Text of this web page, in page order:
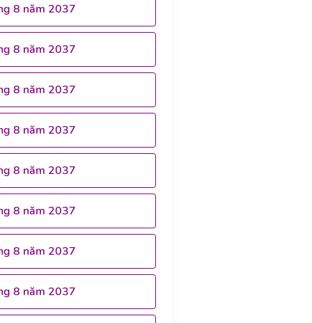
8 năm 2037
8 năm 2037
8 năm 2037
8 năm 2037
8 năm 2037
8 năm 2037
8 năm 2037
8 năm 2037